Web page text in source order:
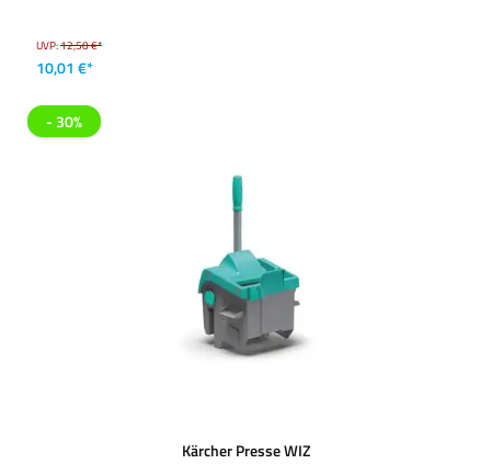
UVP:12,50 €*
10,01 €*
- 30%
Kärcher Presse WIZ